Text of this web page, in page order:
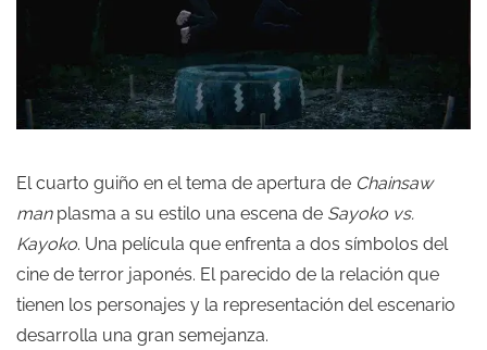
El cuarto guiño en el tema de apertura de Chainsaw
manplasma a su estilo una escena de Sayoko vs.
Kayoko. Una película que enfrenta a dos símbolos del
cine de terror japonés. El parecido de la relación que
tienen los personajes y la representación del escenario
desarrolla una gran semejanza.